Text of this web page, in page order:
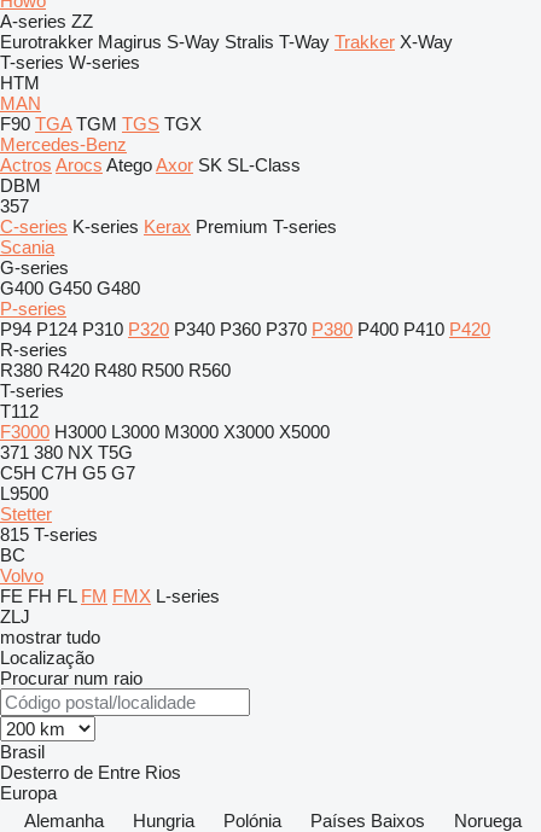
A-series ZZ
Eurotrakker Magirus S-Way Stralis T-Way Trakker X-Way
T-series W-series
HTM
MAN
F90 TGA TGM TGS TGX
Mercedes-Benz
Actros Arocs AtegoAxor SK SL-Class
DBM
357
C-series K-series Kerax Premium T-series
Scania
G-series
G400 G450 G480
P-series
P94 P124 P310 P320 P340 P360 P370 P380 P400 P410 P420
R-series
R380 R420 R480 R500 R560
T-series
T112
F3000 H3000 L3000 M3000 X3000 X5000
371 380 NX T5G
C5H C7H G5 G7
L9500
Stetter
815 T-series
BC
Volvo
FE FH FL FM FMX L-series
ZLJ
mostrar tudo
Localização
Procurar num raio
Brasil
Desterro de Entre Rios
Europa
Alemanha
Hungria Polónia Países Baixos
Noruega